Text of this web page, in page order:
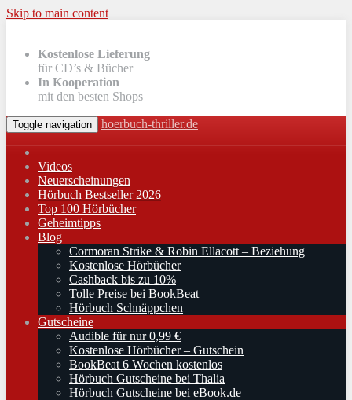
Skip to main content
Kostenlose Lieferung
für CD’s & Bücher
In Kooperation
mit den besten Shops
Toggle navigation hoerbuch-thriller.de
Videos
Neuerscheinungen
Hörbuch Bestseller 2026
Top 100 Hörbücher
Geheimtipps
Blog
Cormoran Strike & Robin Ellacott – Beziehung
Kostenlose Hörbücher
Cashback bis zu 10%
Tolle Preise bei BookBeat
Hörbuch Schnäppchen
Gutscheine
Audible für nur 0,99 €
Kostenlose Hörbücher – Gutschein
BookBeat 6 Wochen kostenlos
Hörbuch Gutscheine bei Thalia
Hörbuch Gutscheine bei eBook.de